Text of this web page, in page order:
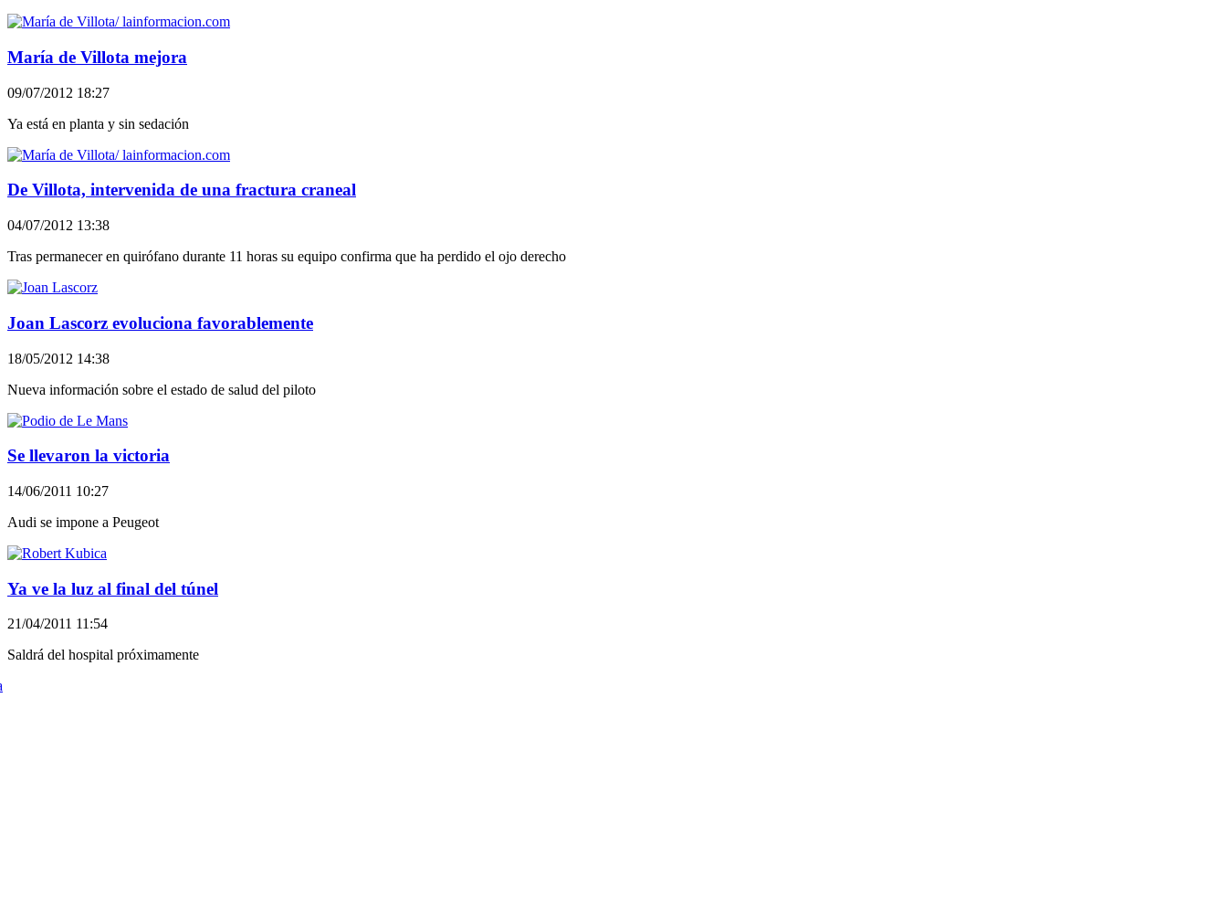
María de Villota mejora
09/07/2012 18:27
Ya está en planta y sin sedación
De Villota, intervenida de una fractura craneal
04/07/2012 13:38
Tras permanecer en quirófano durante 11 horas su equipo confirma que ha perdido el ojo derecho
Joan Lascorz evoluciona favorablemente
18/05/2012 14:38
Nueva información sobre el estado de salud del piloto
Se llevaron la victoria
14/06/2011 10:27
Audi se impone a Peugeot
Ya ve la luz al final del túnel
21/04/2011 11:54
Saldrá del hospital próximamente